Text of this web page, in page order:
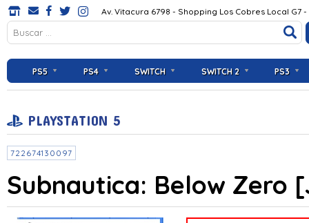
Av. Vitacura 6798 - Shopping Los Cobres Local G7
PS5 PS4 SWITCH SWITCH 2 PS3
PLAYSTATION 5
722674130097
Subnautica: Below Zero